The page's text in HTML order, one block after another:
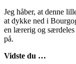
Jeg håber, at denne
at dykke ned i
en lærerig og særdeles
på.
Vidste du …